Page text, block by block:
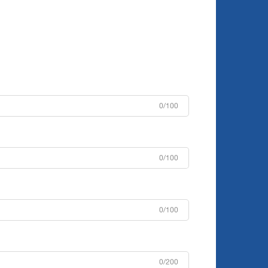
0/100
0/100
0/100
0/200